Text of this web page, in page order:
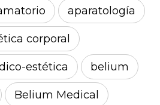
aparatología
corporal
estética belium
Belium Medical